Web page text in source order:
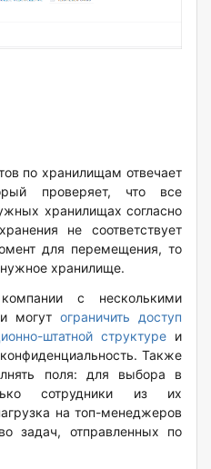
по хранилищам отвечает
проверяет, что все
хранилищах согласно
не соответствует
для перемещения, то
хранилище.
с несколькими
могут ограничить доступ
штатной структуреи
Также
поля: для выбора в
сотрудники из их
на топ-менеджеров
задач, отправленных по